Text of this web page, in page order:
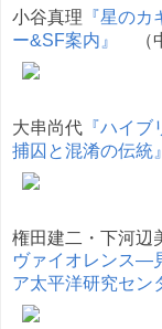
小谷真理 『星の
ー&SF案内』
大串尚代 『ハイ
捕囚と混淆の伝統』
権田建二・下河辺
ヴァイオレンス―
ア太平洋研究セン